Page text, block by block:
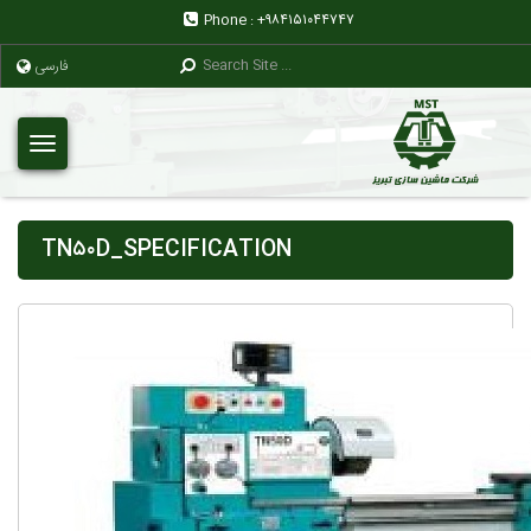
Phone :+۹۸۴۱۵۱۰۴۴۷۴۷
فارسی
TN۵۰D_SPECIFICATION